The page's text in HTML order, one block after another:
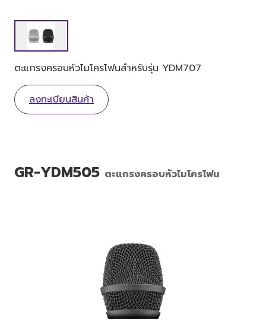
ตะแกรงครอบหัวไมโครโฟนสำหรับรุ่น YDM707
ลงทะเบียนสินค้า
GR-YDM505 ตะแกรงครอบหัวไมโครโฟน